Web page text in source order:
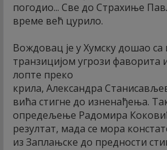
погодио... Све до Страхиње
време већ цурило.
Вождовац је у Хумску дошао са
транзицијом угрози фаворита
лопте преко
крила, Александра
вића стигне до изненађења.
опредељење Радомира
резултат, мада се мора
из Заплањске до предности